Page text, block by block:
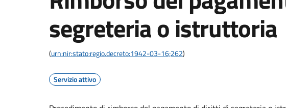
segreteria o istruttoria
(urn:nir:stato:regio.decreto:1942-03-16;262)
Servizio attivo